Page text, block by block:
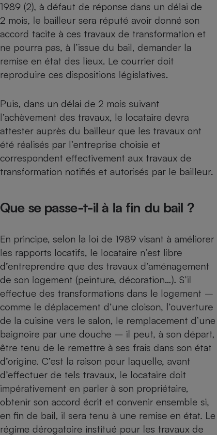
1989 (2), à défaut de réponse dans un délai de
2 mois, le bailleur sera réputé avoir donné son
accord tacite à ces travaux de transformation et
ne pourra pas, à l’issue du bail, demander la
remise en état des lieux. Le courrier doit
reproduire ces dispositions législatives.
Puis, dans un délai de 2 mois suivant
l’achèvement des travaux, le locataire devra
attester auprès du bailleur que les travaux ont
été réalisés par l’entreprise choisie et
correspondent effectivement aux travaux de
transformation notifiés et autorisés par le bailleur.
Que se passe-t-il à la fin du bail ?
En principe, selon la loi de 1989 visant à améliorer
les rapports locatifs, le locataire n’est libre
d’entreprendre que des travaux d’aménagement
de son logement (peinture, décoration…). S’il
effectue des transformations dans le logement –
comme le déplacement d’une cloison, l’ouverture
de la cuisine vers le salon, le remplacement d’une
baignoire par une douche – il peut, à son départ,
être tenu de le remettre à ses frais dans son état
d’origine. C’est la raison pour laquelle, avant
d’effectuer de tels travaux, le locataire doit
impérativement en parler à son propriétaire,
obtenir son accord écrit et convenir ensemble si,
en fin de bail, il sera tenu à une remise en état. Le
régime dérogatoire institué pour les travaux de